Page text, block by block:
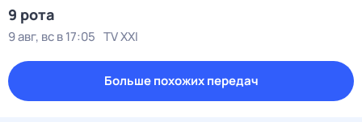
9 рота
9 авг, вс в 17:05 TV XXI
Больше похожих передач